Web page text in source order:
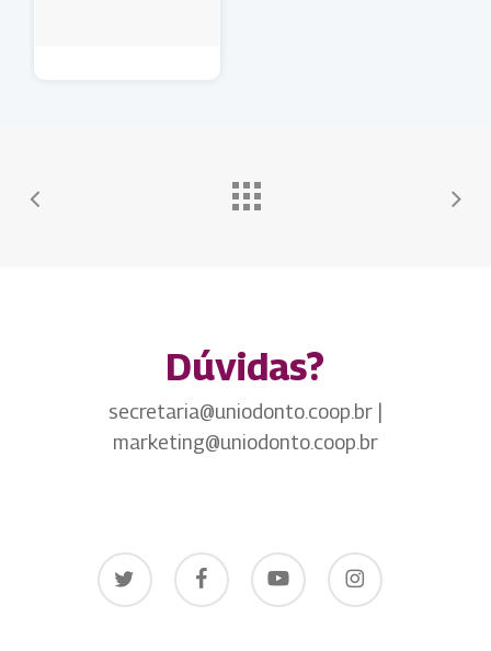
Dúvidas?
secretaria@uniodonto.coop.br |
marketing@uniodonto.coop.br
twitter facebook youtube instagram